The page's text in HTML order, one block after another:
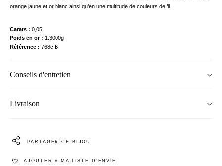
orange jaune et or blanc ainsi qu’en une multitude de couleurs de fil.
Carats
0,05
Poids en or
1.3000g
Référence
768c B
Conseils d'entretien
Livraison
PARTAGER CE BIJOU
AJOUTER À MA LISTE D’ENVIE